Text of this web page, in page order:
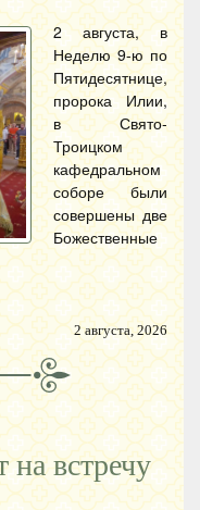
2 августа, в
Неделю 9-ю по
Пятидесятнице,
пророка Илии,
в Свято-
Троицком
кафедральном
соборе были
совершены две
Божественные
2 августа, 2026
на встречу